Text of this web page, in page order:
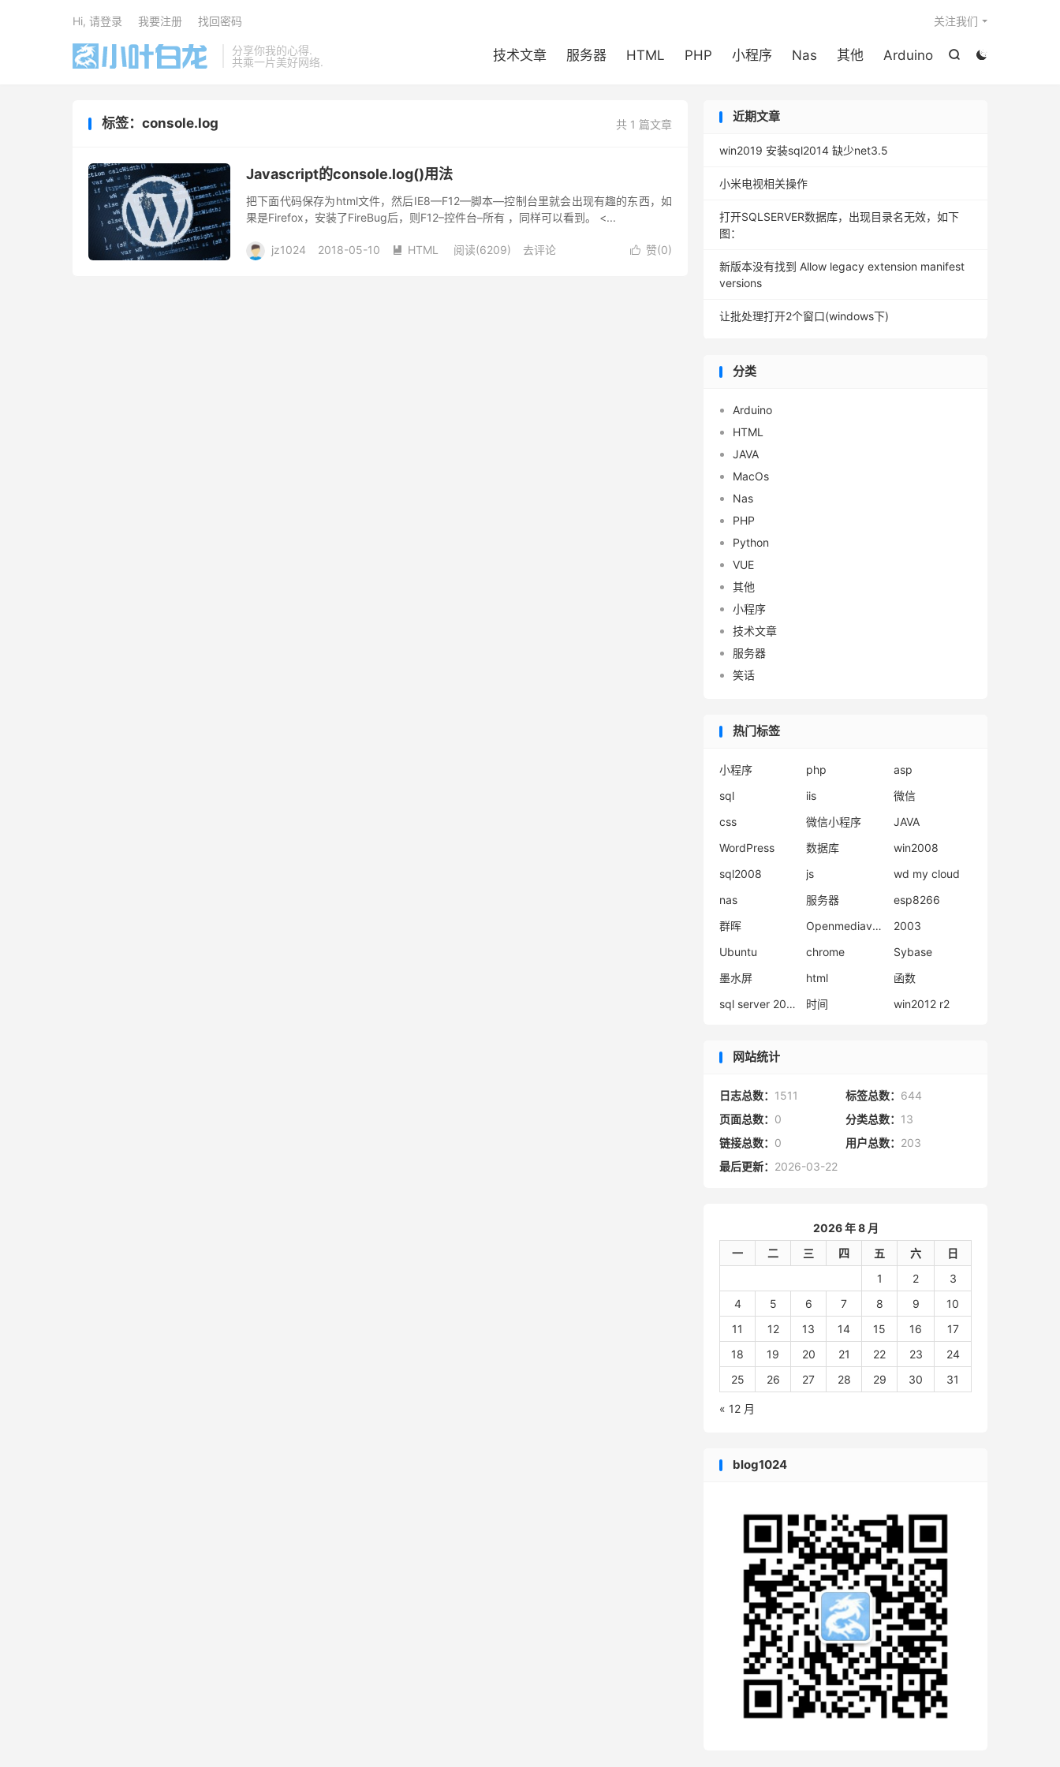
分享你我的心得.
共乘一片美好网络.


技术文章 服务器 HTML PHP 小程序 Nas 其他 Arduino
关注我们
Hi, 请登录 我要注册 找回密码
共 1 篇文章
标签：console.log
Javascript的console.log()用法
把下面代码保存为html文件，然后IE8—F12—脚本—控制台里就会出现有趣的东西，如
果是Firefox，安装了FireBug后，则F12–控件台–所有 ，同样可以看到。 <...
 赞(0)
jz1024 2018-05-10  HTML 阅读(6209) 去评论
近期文章
win2019 安装sql2014 缺少net3.5
小米电视相关操作
打开SQLSERVER数据库，出现目录名无效，如下
图：
新版本没有找到 Allow legacy extension manifest
versions
让批处理打开2个窗口(windows下)
分类
Arduino
HTML
JAVA
MacOs
Nas
PHP
Python
VUE
其他
小程序
技术文章
服务器
笑话
热门标签
小程序 php
asp
sql
iis
微信
css
微信小程序
JAVA
WordPress
数据库
win2008
sql2008
js
wd my cloud
nas
服务器
esp8266
群晖
Openmediavault
2003
Ubuntu
chrome
Sybase
墨水屏
html
函数
sql server 2008
时间 win2012 r2
网站统计
日志总数： 1511 标签总数： 644
页面总数： 0 分类总数： 13
链接总数： 0 用户总数： 203
最后更新： 2026-03-22
2026 年 8 月
一
二 三 四 五 六
日
1
2
3
4
5 6 7 8 9
10
11
12 13 14 15 16
17
18
19 20 21 22 23
24
25
26 27 28 29 30 31
« 12 月
blog1024